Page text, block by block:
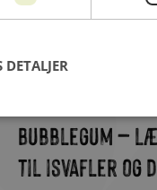
Bubblegum –
til isvafler og
DETALJER